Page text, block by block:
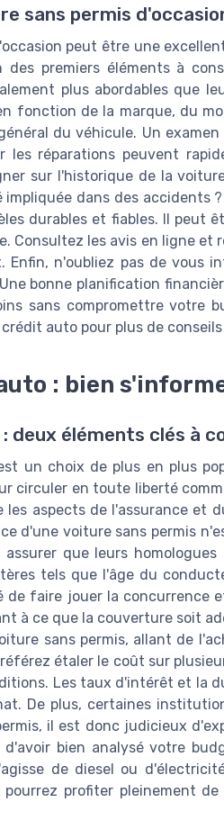
sans permis
peut être une
des premiers éléments à
plus abordables que
fonction de la marque, du
du véhicule. Un
les réparations peuvent
sur l'historique de la
dans des accidents
durables et fiables. Il peut
Consultez les avis en ligne et
Enfin, n'oubliez pas de vous
bonne planification
sans compromettre votre
auto pour plus de
: bien
deux éléments clés à
un choix de plus en plus
circuler en toute liberté
les aspects de l'assurance et
d'une voiture sans permis
que leurs
tels que l'âge du
de faire jouer la concurrence
à ce que la couverture soit
sans permis, allant de
étaler le coût sur
Les taux d'intérêt et la
De plus, certaines
il est donc judicieux
bien analysé votre
de diesel ou
pourrez profiter pleinement